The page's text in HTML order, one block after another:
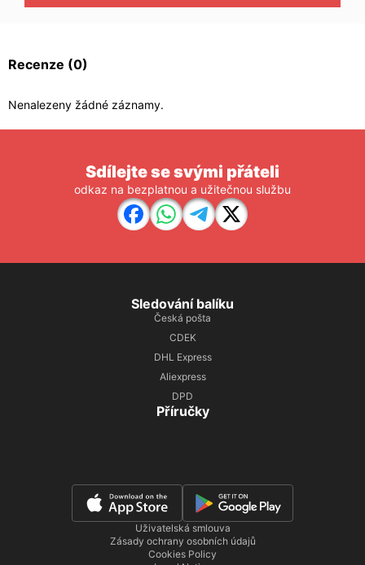
Recenze (0)
Nenalezeny žádné záznamy.
Sdílejte se svými přáteli
odkaz na bezplatnou a užitečnou službu
Sledování balíku
Česká pošta
CDEK
DHL Express
Aliexpress
DPD
Příručky
Uživatelská smlouva
Zásady ochrany osobních údajů
Cookies Policy